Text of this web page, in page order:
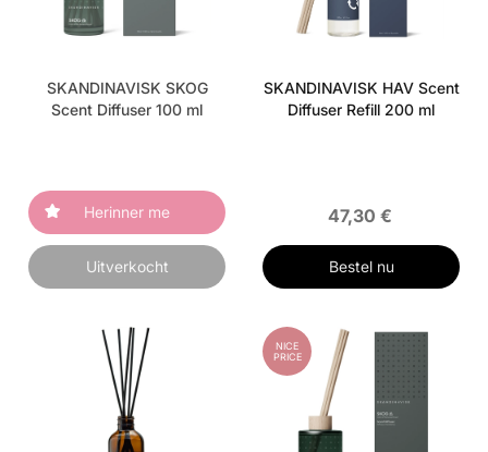
SKANDINAVISK SKOG
Scent Diffuser 100 ml
Herinner me
Uitverkocht
SKANDINAVISK HAV Scent
Diffuser Refill 200 ml
47,30 €
Bestel nu
NICE
PRICE